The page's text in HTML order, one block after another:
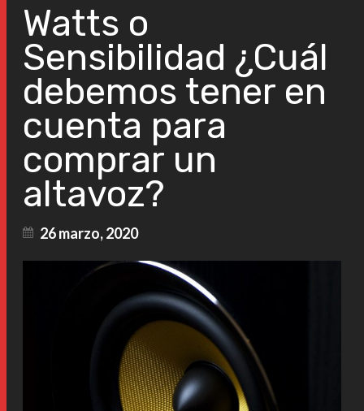
Watts o
Sensibilidad ¿Cuál
debemos tener en
cuenta para
comprar un
altavoz?
26 marzo, 2020